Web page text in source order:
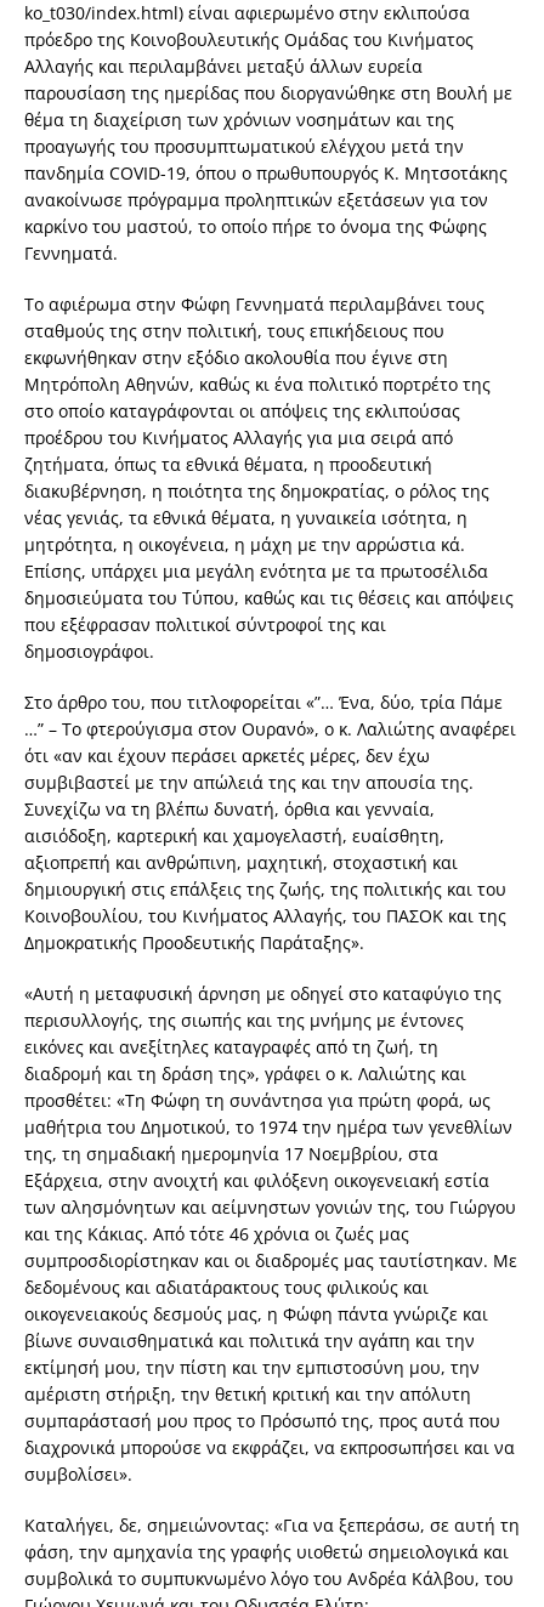
ko_t030/index.html) είναι αφιερωμένο στην εκλιπούσα
πρόεδρο της Κοινοβουλευτικής Ομάδας του Κινήματος
Αλλαγής και περιλαμβάνει μεταξύ άλλων ευρεία
παρουσίαση της ημερίδας που διοργανώθηκε στη Βουλή με
θέμα τη διαχείριση των χρόνιων νοσημάτων και της
προαγωγής του προσυμπτωματικού ελέγχου μετά την
πανδημία COVID-19, όπου ο πρωθυπουργός Κ. Μητσοτάκης
ανακοίνωσε πρόγραμμα προληπτικών εξετάσεων για τον
καρκίνο του μαστού, το οποίο πήρε το όνομα της Φώφης
Γεννηματά.
Το αφιέρωμα στην Φώφη Γεννηματά περιλαμβάνει τους
σταθμούς της στην πολιτική, τους επικήδειους που
εκφωνήθηκαν στην εξόδιο ακολουθία που έγινε στη
Μητρόπολη Αθηνών, καθώς κι ένα πολιτικό πορτρέτο της
στο οποίο καταγράφονται οι απόψεις της εκλιπούσας
προέδρου του Κινήματος Αλλαγής για μια σειρά από
ζητήματα, όπως τα εθνικά θέματα, η προοδευτική
διακυβέρνηση, η ποιότητα της δημοκρατίας, ο ρόλος της
νέας γενιάς, τα εθνικά θέματα, η γυναικεία ισότητα, η
μητρότητα, η οικογένεια, η μάχη με την αρρώστια κά.
Επίσης, υπάρχει μια μεγάλη ενότητα με τα πρωτοσέλιδα
δημοσιεύματα του Τύπου, καθώς και τις θέσεις και απόψεις
που εξέφρασαν πολιτικοί σύντροφοί της και
δημοσιογράφοι.
Στο άρθρο του, που τιτλοφορείται «”… Ένα, δύο, τρία Πάμε
…” – Το φτερούγισμα στον Ουρανό», ο κ. Λαλιώτης αναφέρει
ότι «αν και έχουν περάσει αρκετές μέρες, δεν έχω
συμβιβαστεί με την απώλειά της και την απουσία της.
Συνεχίζω να τη βλέπω δυνατή, όρθια και γενναία,
αισιόδοξη, καρτερική και χαμογελαστή, ευαίσθητη,
αξιοπρεπή και ανθρώπινη, μαχητική, στοχαστική και
δημιουργική στις επάλξεις της ζωής, της πολιτικής και του
Κοινοβουλίου, του Κινήματος Αλλαγής, του ΠΑΣΟΚ και της
Δημοκρατικής Προοδευτικής Παράταξης».
«Αυτή η μεταφυσική άρνηση με οδηγεί στο καταφύγιο της
περισυλλογής, της σιωπής και της μνήμης με έντονες
εικόνες και ανεξίτηλες καταγραφές από τη ζωή, τη
διαδρομή και τη δράση της», γράφει ο κ. Λαλιώτης και
προσθέτει: «Τη Φώφη τη συνάντησα για πρώτη φορά, ως
μαθήτρια του Δημοτικού, το 1974 την ημέρα των γενεθλίων
της, τη σημαδιακή ημερομηνία 17 Νοεμβρίου, στα
Εξάρχεια, στην ανοιχτή και φιλόξενη οικογενειακή εστία
των αλησμόνητων και αείμνηστων γονιών της, του Γιώργου
και της Κάκιας. Από τότε 46 χρόνια οι ζωές μας
συμπροσδιορίστηκαν και οι διαδρομές μας ταυτίστηκαν. Με
δεδομένους και αδιατάρακτους τους φιλικούς και
οικογενειακούς δεσμούς μας, η Φώφη πάντα γνώριζε και
βίωνε συναισθηματικά και πολιτικά την αγάπη και την
εκτίμησή μου, την πίστη και την εμπιστοσύνη μου, την
αμέριστη στήριξη, την θετική κριτική και την απόλυτη
συμπαράστασή μου προς το Πρόσωπό της, προς αυτά που
διαχρονικά μπορούσε να εκφράζει, να εκπροσωπήσει και να
συμβολίσει».
Καταλήγει, δε, σημειώνοντας: «Για να ξεπεράσω, σε αυτή τη
φάση, την αμηχανία της γραφής υιοθετώ σημειολογικά και
συμβολικά το συμπυκνωμένο λόγο του Ανδρέα Κάλβου, του